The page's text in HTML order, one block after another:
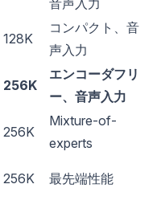
音声入力
128K
コンパクト、音
声入力
256K
エンコーダフリ
ー、音声入力
256K
Mixture-of-
experts
256K 最先端性能